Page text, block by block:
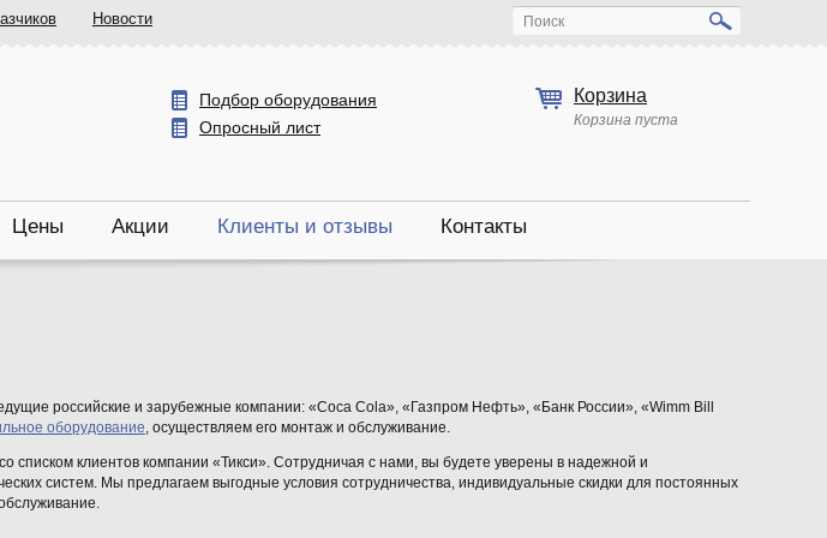
Новости Поиск
Подбор оборудования
Опросный лист
Корзина
Корзина пуста
Цены Акции Клиенты и отзывы Контакты
российские и зарубежные компании: «Coca Cola», «Газпром Нефть», «Банк России», «Wimm Bill
оборудование, осуществляем его монтаж и обслуживание.
списком клиентов компании «Тикси». Сотрудничая с нами, вы будете уверены в надежной и
систем. Мы предлагаем выгодные условия сотрудничества, индивидуальные скидки для постоянных